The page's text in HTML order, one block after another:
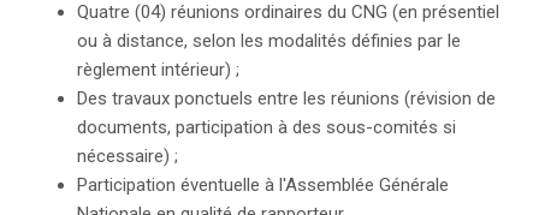
Quatre (04) réunions ordinaires du CNG (en présentiel
ou à distance, selon les modalités définies par le
règlement intérieur) ;
Des travaux ponctuels entre les réunions (révision de
documents, participation à des sous-comités si
nécessaire) ;
Participation éventuelle à l'Assemblée Générale